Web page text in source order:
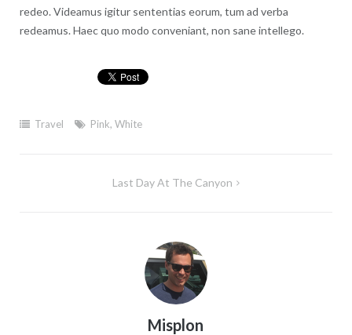
redeo. Videamus igitur sententias eorum, tum ad verba
redeamus. Haec quo modo conveniant, non sane intellego.
Travel Pink, White
Last Day At The Canyon
Misplon